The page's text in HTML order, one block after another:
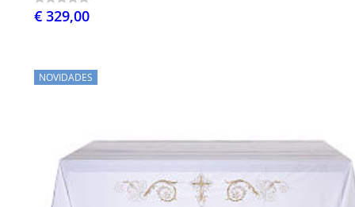
€ 329,00
NOVIDADES